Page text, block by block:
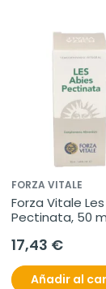
FORZA VITALE
Forza Vitale
Pectinata, 50
17,43 €
Añadir al